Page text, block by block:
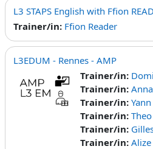
L3 STAPS English with Ffion
Trainer/in: Ffion Reader
L3EDUM - Rennes - AMP
Trainer/in:
Trainer/in:
Trainer/in:
Trainer/in:
Trainer/in:
Trainer/in: